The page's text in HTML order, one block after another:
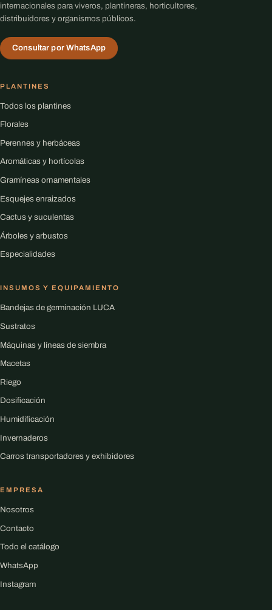
internacionales para viveros, plantineras, horticultores,
distribuidores y organismos públicos.
Consultar por WhatsApp
PLANTINES
Todos los plantines
Florales
Perennes y herbáceas
Aromáticas y hortícolas
Gramíneas ornamentales
Esquejes enraizados
Cactus y suculentas
Árboles y arbustos
Especialidades
INSUMOS Y EQUIPAMIENTO
Bandejas de germinación LUCA
Sustratos
Máquinas y líneas de siembra
Macetas
Riego
Dosificación
Humidificación
Invernaderos
Carros transportadores y exhibidores
EMPRESA
Nosotros
Contacto
Todo el catálogo
WhatsApp
Instagram